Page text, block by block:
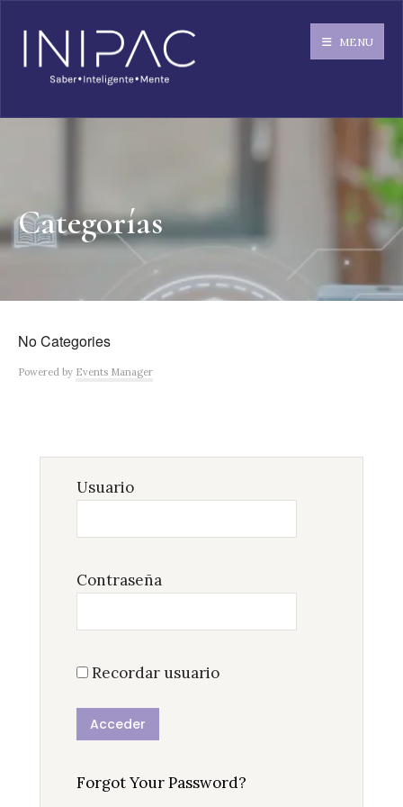
MENU
Categorías
No Categories
Powered by Events Manager
Usuario
Contraseña
Recordar usuario
Forgot Your Password?